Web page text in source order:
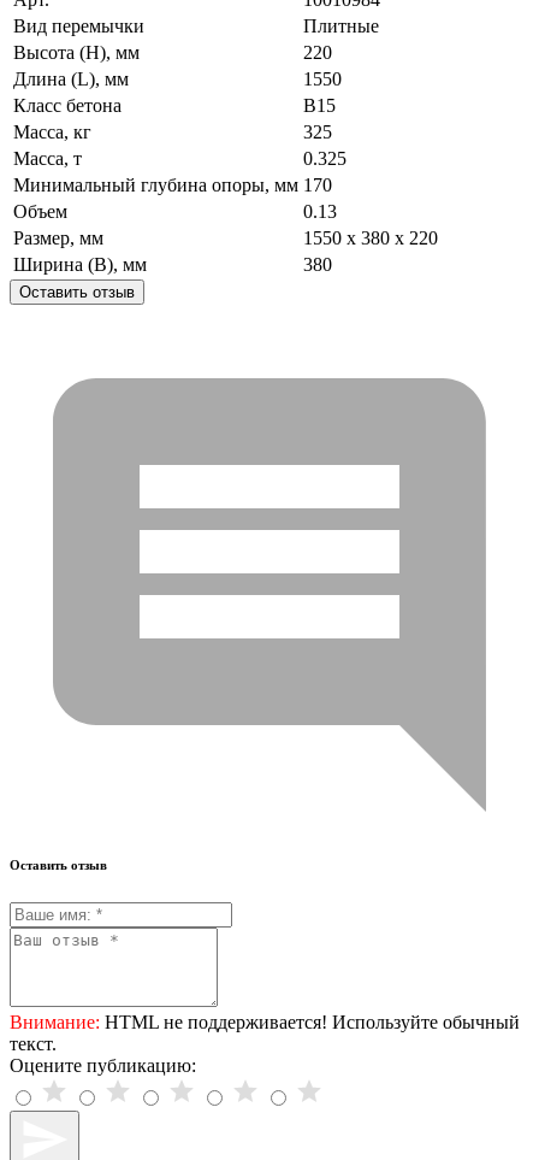
Вид перемычки
Плитные
Высота (H), мм
220
Длина (L), мм
1550
Класс бетона
B15
Масса, кг
325
Масса, т
0.325
Минимальный глубина опоры, мм 170
Объем
0.13
Размер, мм
1550 x 380 x 220
Ширина (B), мм
380
Оставить отзыв
Оставить отзыв
Внимание: HTML не поддерживается! Используйте обычный
текст.
Оцените публикацию: